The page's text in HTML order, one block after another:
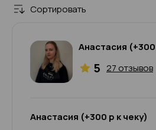
Сортировать
Анастасия (+300
5 27 отзывов
Анастасия (+300 р к чеку)